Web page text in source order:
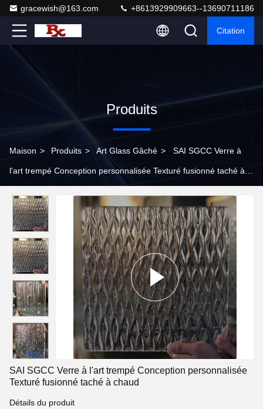
gracewish@163.com +8613929909663--13690711186
Citation
Produits
Maison > Produits > Art Glass Gâché > SAI SGCC Verre à
l'art trempé Conception personnalisée Texturé fusionné taché à
SAI SGCC Verre à l'art trempé Conception personnalisée
Texturé fusionné taché à chaud
Détails du produit